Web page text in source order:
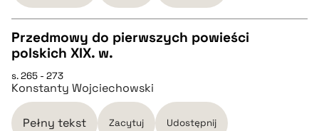
BIBTEX
pobierz cytat
Przedmowy do pierwszych powieści
polskich XIX. w.
s. 265 - 273
Konstanty Wojciechowski
Pełny tekst Zacytuj Udostępnij